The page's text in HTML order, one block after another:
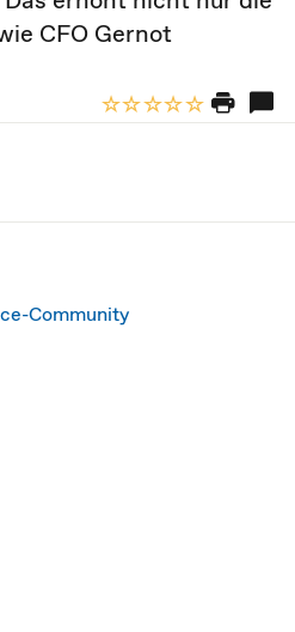
CFO Gernot
Community